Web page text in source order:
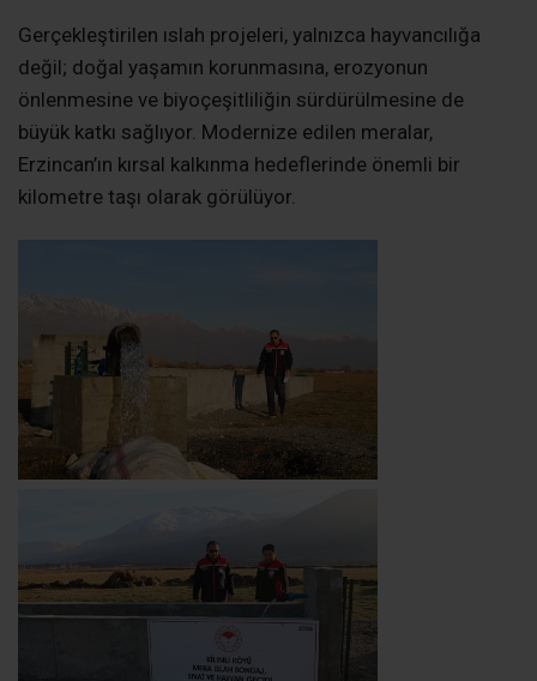
Gerçekleştirilen ıslah projeleri, yalnızca hayvancılığa
değil; doğal yaşamın korunmasına, erozyonun
önlenmesine ve biyoçeşitliliğin sürdürülmesine de
büyük katkı sağlıyor. Modernize edilen meralar,
Erzincan’ın kırsal kalkınma hedeflerinde önemli bir
kilometre taşı olarak görülüyor.